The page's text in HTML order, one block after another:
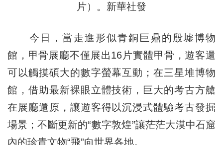
片）。新華社發
今日，當走進形似青銅巨鼎的殷墟博物
館，甲骨展廳不僅展出16片實體甲骨，遊客還
可以觸摸碩大的數字螢幕互動；在三星堆博物
館，借助最新裸眼立體技術，巨大的考古方艙
在展廳還原，讓遊客得以沉浸式體驗考古發掘
場景；不斷更新的“數字敦煌”讓茫茫大漠中石窟
內的珍貴文物“飛”向世界各地。